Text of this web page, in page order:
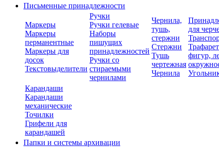
Письменные принадлежности
Маркеры
Маркеры
перманентные
Маркеры для
досок
Текстовыделители
Ручки
Ручки гелевые
Наборы
пишущих
принадлежностей
Ручки со
стираемыми
чернилами
Чернила,
тушь,
стержни
Стержни
Тушь
чертежная
Чернила
для
фигур,
Карандаши
Карандаши
механические
Точилки
Грифели для
карандашей
Папки и системы архивации